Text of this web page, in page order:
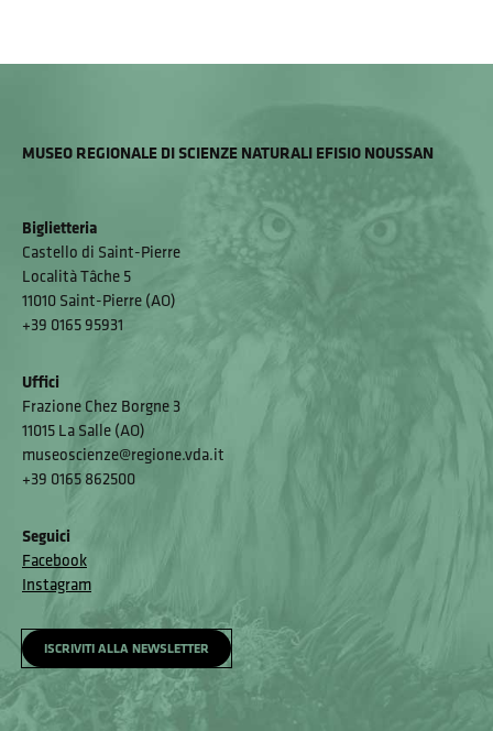
MUSEO REGIONALE DI SCIENZE NATURALI EFISIO NOUSSAN
Biglietteria
Castello di Saint-Pierre
Località Tâche 5
11010 Saint-Pierre (AO)
+39 0165 95931
Uffici
Frazione Chez Borgne 3
11015 La Salle (AO)
museoscienze@regione.vda.it
+39 0165 862500
Seguici
Facebook
Instagram
ISCRIVITI ALLA NEWSLETTER